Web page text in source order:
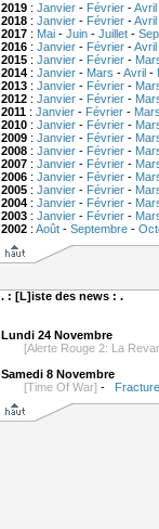
2019: Janvier- Février-Avril
2018: Janvier- Février-Avril
2017: Mai- Juin- Juillet-
2016: Janvier- Février-Avril
2015: Janvier- Février-
2014: Janvier- Mars -Avril-
2013: Janvier- Février-
2012: Janvier- Février-
2011: Janvier- Février- Mars
2010: Janvier- Février-
2009: Janvier- Février-
2008: Janvier- Février-
2007: Janvier- Février-
2006: Janvier- Février-
2005: Janvier- Février-
2004: Janvier- Février-
2003: Janvier- Février-
2002: Août- Septembre-
. : [L]iste des news : .
Lundi 24 Novembre
[Alerte Rouge 2: La
Samedi 8 Novembre
[Time Of War] -